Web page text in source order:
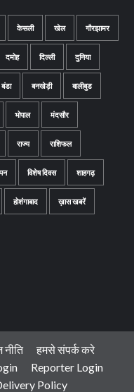
केसली खेल गौरझामर
दमोह दिल्ली दुनिया
बंडा बनखेड़ी बालीबुड
भोपाल मंदसौर
राज्य राशिफल
विशेष दिवस शाहगढ़
होशंगाबाद ख़ास खबरें
हमसे संपर्क करे
Reporter Login
Policy